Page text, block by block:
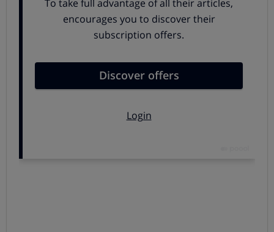
Compra siempre en tiendas oficiales y comercios
tiene los datos del fabricante o importador, la edad
recomendada y las advertencias de seguridad en el
envase.
en castellano y cuenta con el marcado CE oficial